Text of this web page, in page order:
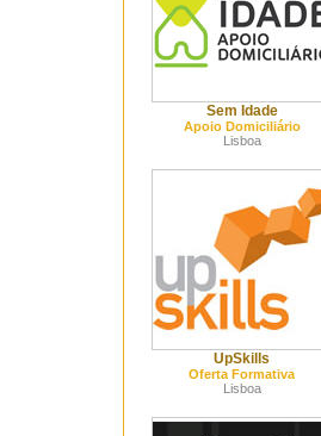
Sem Idade
Apoio Domiciliário
Lisboa
UpSkills
Oferta Formativa
Lisboa